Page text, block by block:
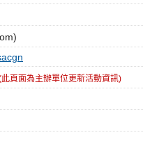
此頁面為主辦單位更新活動資訊)